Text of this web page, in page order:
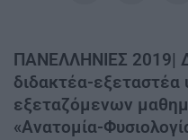
ΠΑΝΕΛΛΗΝΙΕΣ 2019|
διδακτέα-
εξεταζόμενων
«Ανατομία-